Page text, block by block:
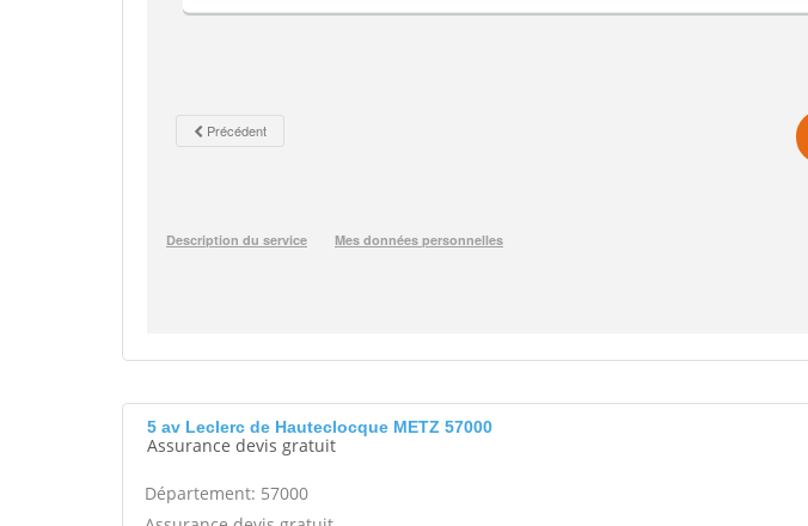
5 av Leclerc de Hauteclocque METZ 57000
Assurance devis gratuit
Département: 57000